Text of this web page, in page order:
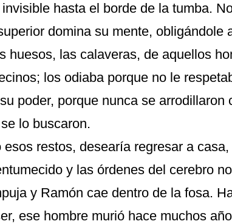
hasta el borde de la tumba.
domina su mente, obligándole
huesos, las calaveras, de aquellos
los odiaba porque no le
poder, porque nunca se arrodillaron
lo buscaron.
restos, desearía regresar a
y las órdenes del cerebro
y Ramón cae dentro de la fosa.
ese hombre murió hace muchos